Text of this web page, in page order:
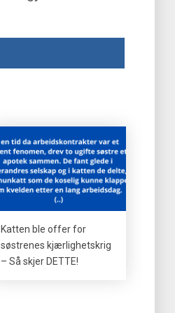
Katten ble offer for
søstrenes kjærlighetskrig
– Så skjer DETTE!